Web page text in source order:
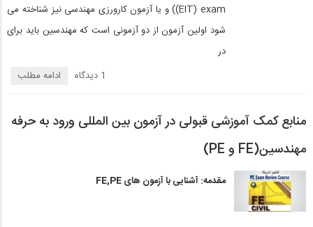
(EIT) exam) و یا آزمون کارورزی مهندسی نیز شناخته می
شود اولین آزمون از دو آزمونی است که مهندسین باید برای
در
ادامه مطلب
1 دیدگاه‌
منابع کمک آموزشی قبولی در آزمون بین المللی ورود به حرفه
مهندسین(FE و PE)
مقدمه: آشنایی با آزمون های FE,PE